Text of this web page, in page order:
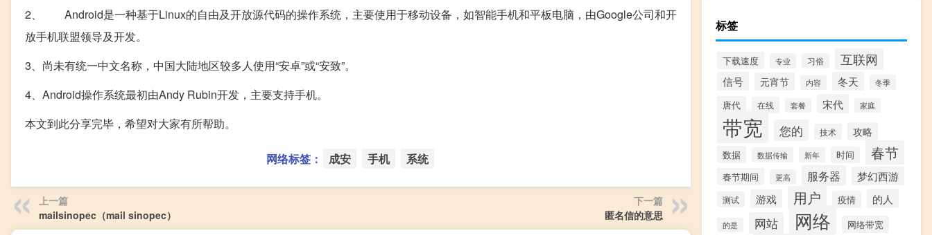
2、 Android是一种基于Linux的自由及开放源代码的操作系统，主要使用于移动设备，如智能手机和平板电脑，由Google公司和开
放手机联盟领导及开发。
3、尚未有统一中文名称，中国大陆地区较多人使用“安卓”或“安致”。
4、Android操作系统最初由Andy Rubin开发，主要支持手机。
本文到此分享完毕，希望对大家有所帮助。
网络标签： 成安 手机 系统
上一篇
mailsinopec（mail sinopec）
下一篇
匿名信的意思
标签
下载速度 专业 习俗 互联网
信号 元宵节 内容 冬天 冬季
唐代 在线 套餐 宋代 家庭
带宽 您的 技术 攻略
数据 数据传输 新年 时间 春节
春节期间 更高 服务器 梦幻西游
测试 游戏 用户 疫情 的人
的是 网站 网络 网络带宽